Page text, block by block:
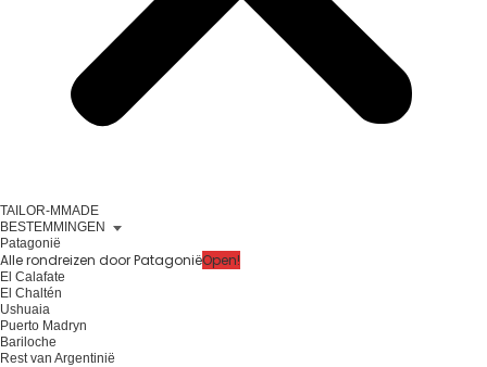
TAILOR-MMADE
BESTEMMINGEN
Patagonië
Alle rondreizen door PatagoniëOpen!
El Calafate
El Chaltén
Ushuaia
Puerto Madryn
Bariloche
Rest van Argentinië